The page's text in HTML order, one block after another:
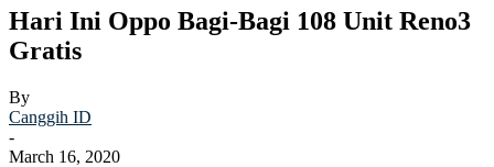
Hari Ini Oppo Bagi-Bagi 108 Unit Reno3
Gratis
By
Canggih ID
-
March 16, 2020